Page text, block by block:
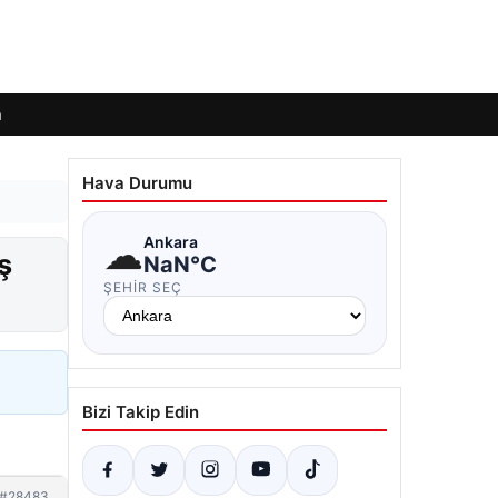
Hava Durumu
☁Ankara
NaN°C
ŞEHIR SEÇ
Bizi Takip Edin